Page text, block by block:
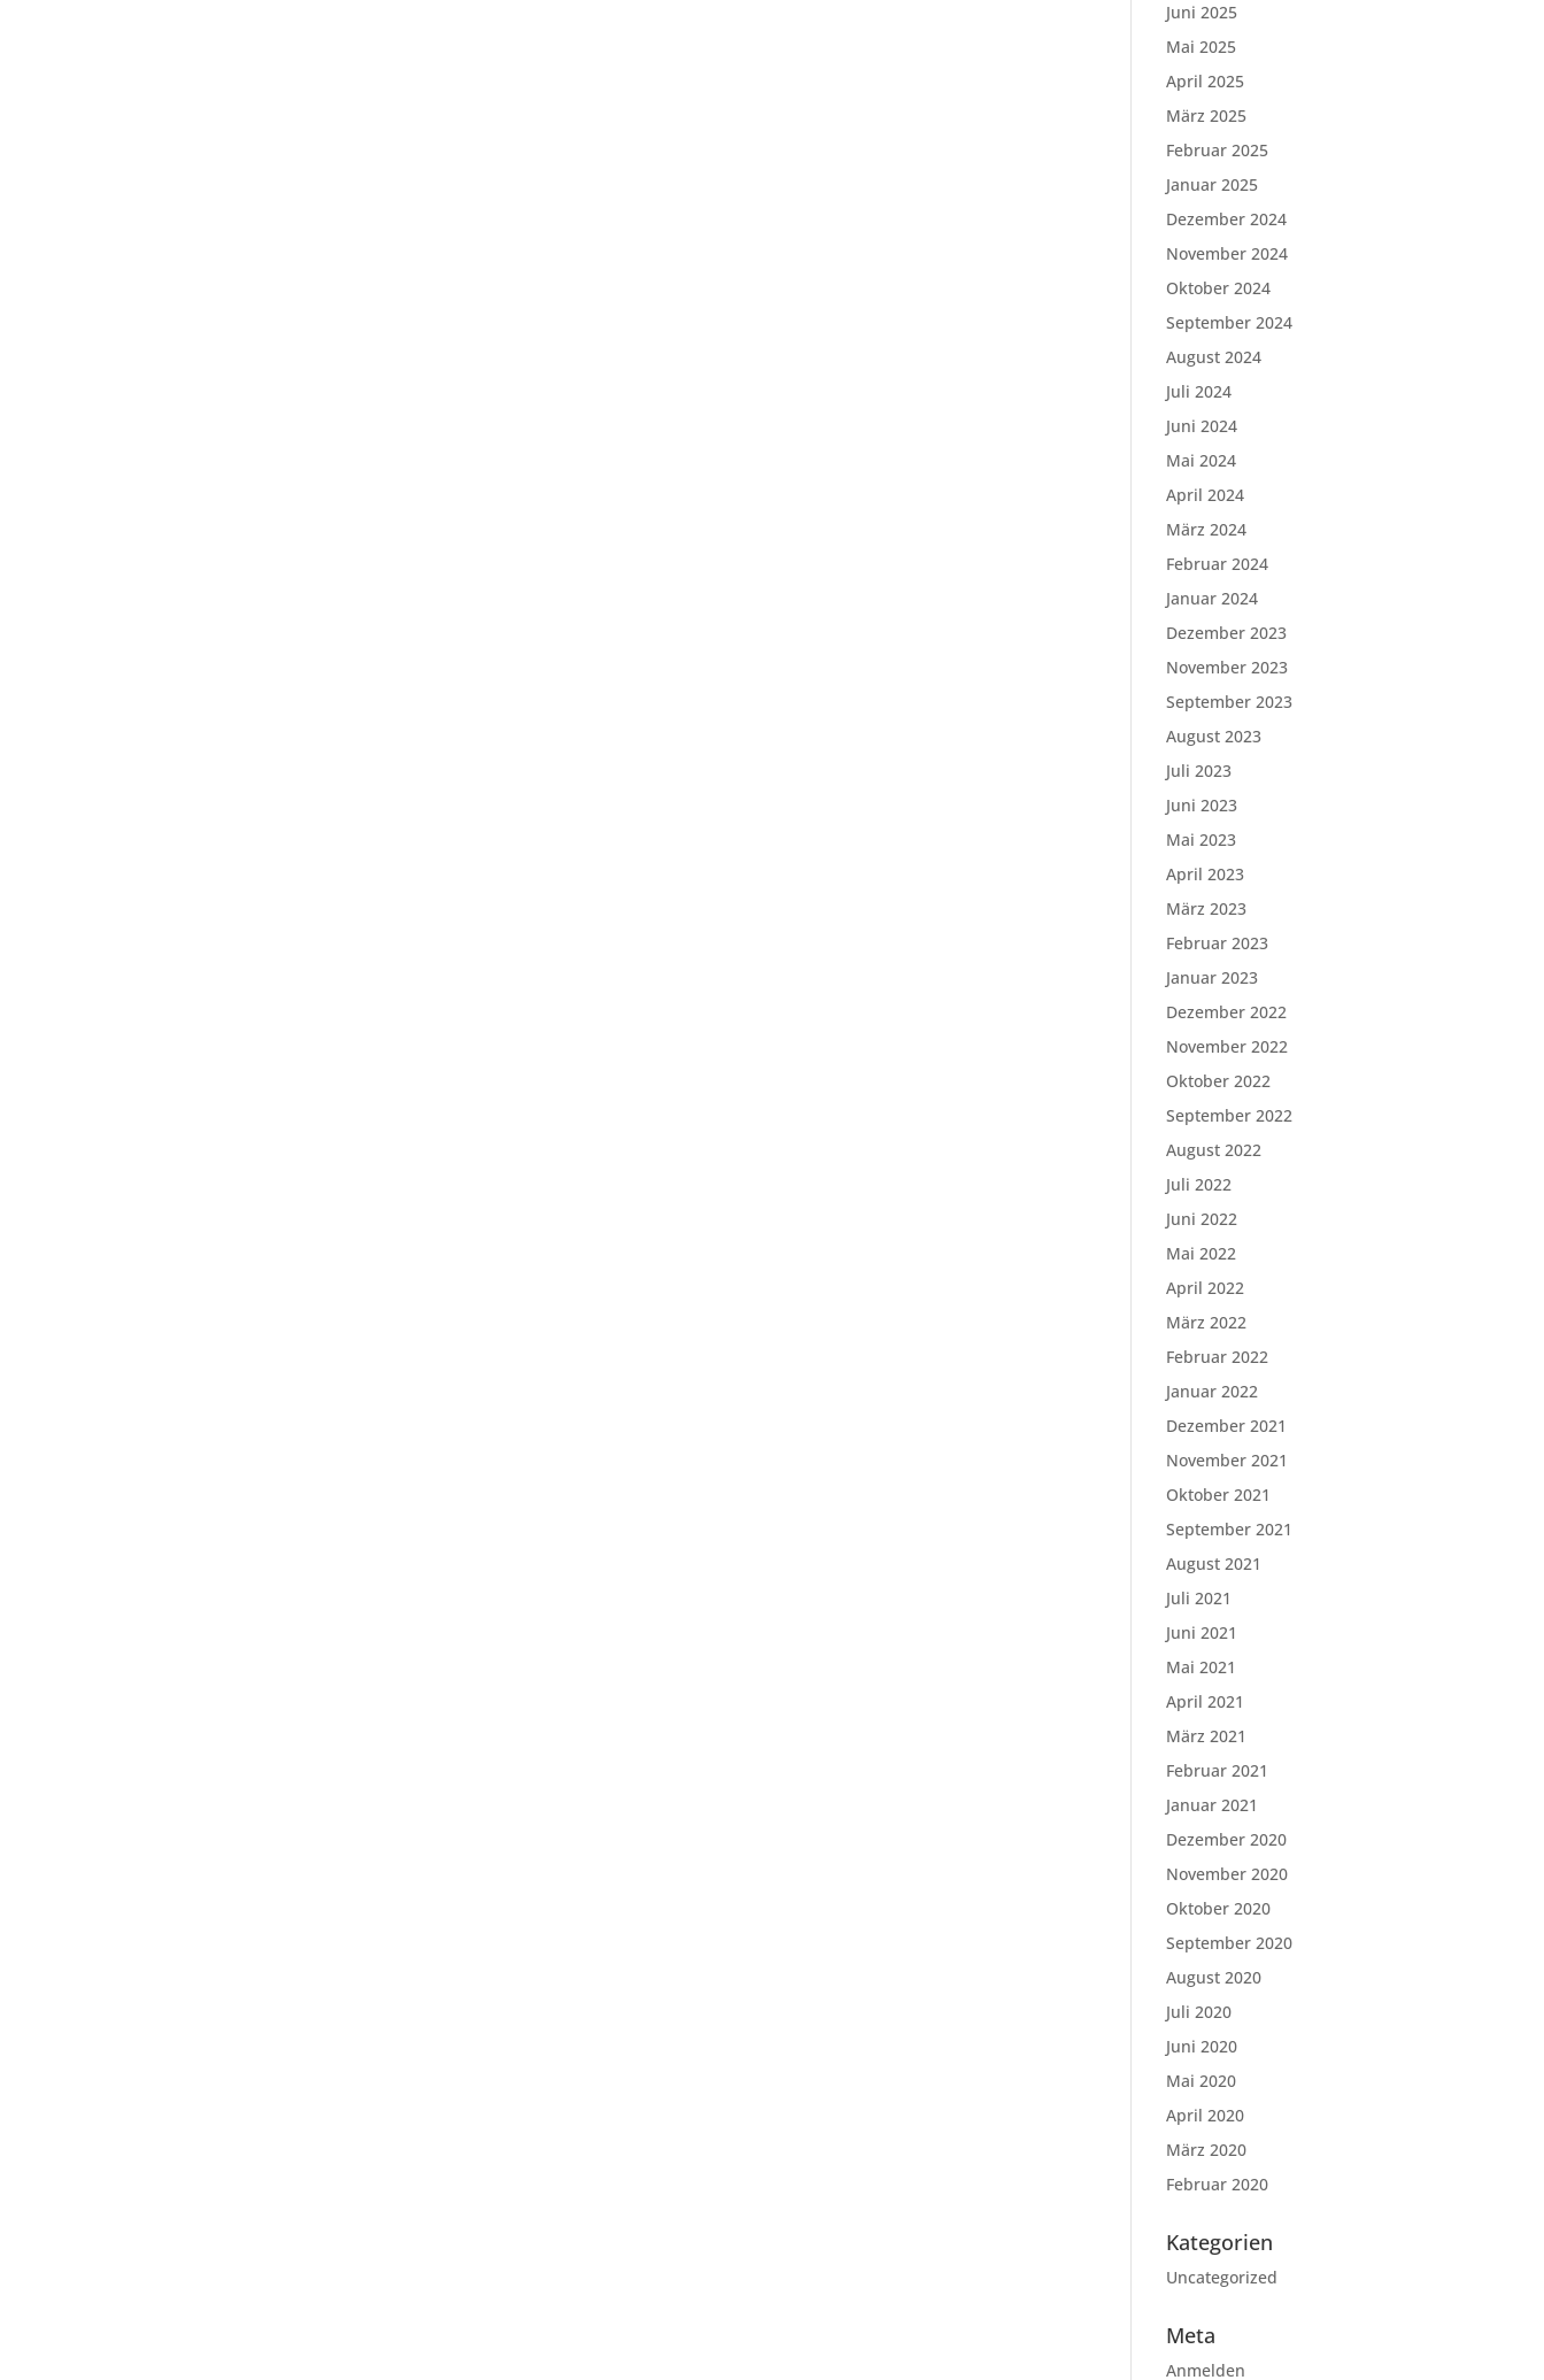
Juni 2025
Mai 2025
April 2025
März 2025
Februar 2025
Januar 2025
Dezember 2024
November 2024
Oktober 2024
September 2024
August 2024
Juli 2024
Juni 2024
Mai 2024
April 2024
März 2024
Februar 2024
Januar 2024
Dezember 2023
November 2023
September 2023
August 2023
Juli 2023
Juni 2023
Mai 2023
April 2023
März 2023
Februar 2023
Januar 2023
Dezember 2022
November 2022
Oktober 2022
September 2022
August 2022
Juli 2022
Juni 2022
Mai 2022
April 2022
März 2022
Februar 2022
Januar 2022
Dezember 2021
November 2021
Oktober 2021
September 2021
August 2021
Juli 2021
Juni 2021
Mai 2021
April 2021
März 2021
Februar 2021
Januar 2021
Dezember 2020
November 2020
Oktober 2020
September 2020
August 2020
Juli 2020
Juni 2020
Mai 2020
April 2020
März 2020
Februar 2020
Kategorien
Uncategorized
Meta
Anmelden